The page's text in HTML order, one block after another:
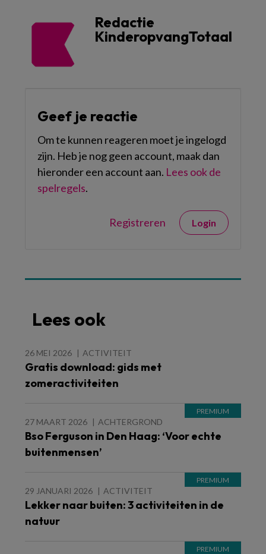
Redactie
KinderopvangTotaal
Geef je reactie
Om te kunnen reageren moet je ingelogd
zijn. Heb je nog geen account, maak dan
hieronder een account aan. Lees ook de
spelregels.
Registreren Login
Lees ook
26 MEI 2026 ACTIVITEIT
Gratis download: gids met
zomeractiviteiten
27 MAART 2026 ACHTERGROND
Bso Ferguson in Den Haag: ‘Voor echte
buitenmensen’
29 JANUARI 2026 ACTIVITEIT
Lekker naar buiten: 3 activiteiten in de
natuur